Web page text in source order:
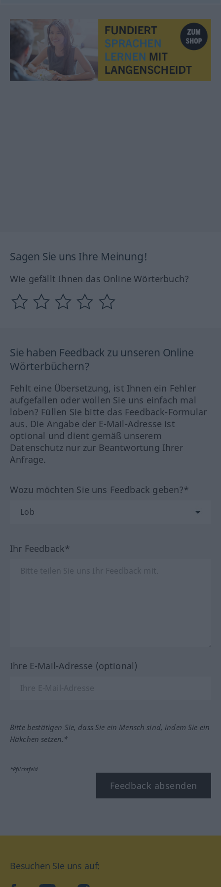
Sagen Sie uns Ihre Meinung!
Wie gefällt Ihnen das Online Wörterbuch?
Sie haben Feedback zu unseren Online
Wörterbüchern?
Fehlt eine Übersetzung, ist Ihnen ein Fehler
aufgefallen oder wollen Sie uns einfach mal
loben? Füllen Sie bitte das Feedback-Formular
aus. Die Angabe der E-Mail-Adresse ist
optional und dient gemäß unserem
Datenschutz nur zur Beantwortung Ihrer
Anfrage.
Wozu möchten Sie uns Feedback geben?*
Ihr Feedback*
Ihre E-Mail-Adresse (optional)
Bitte bestätigen Sie, dass Sie ein Mensch sind, indem Sie ein
Häkchen setzen.*
*Pflichtfeld
Feedback absenden
Besuchen Sie uns auf: